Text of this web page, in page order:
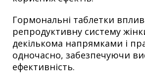
Гормональні таблетки
репродуктивну систему
декількома напрямками і
одночасно, забезпечуючи
ефективність.